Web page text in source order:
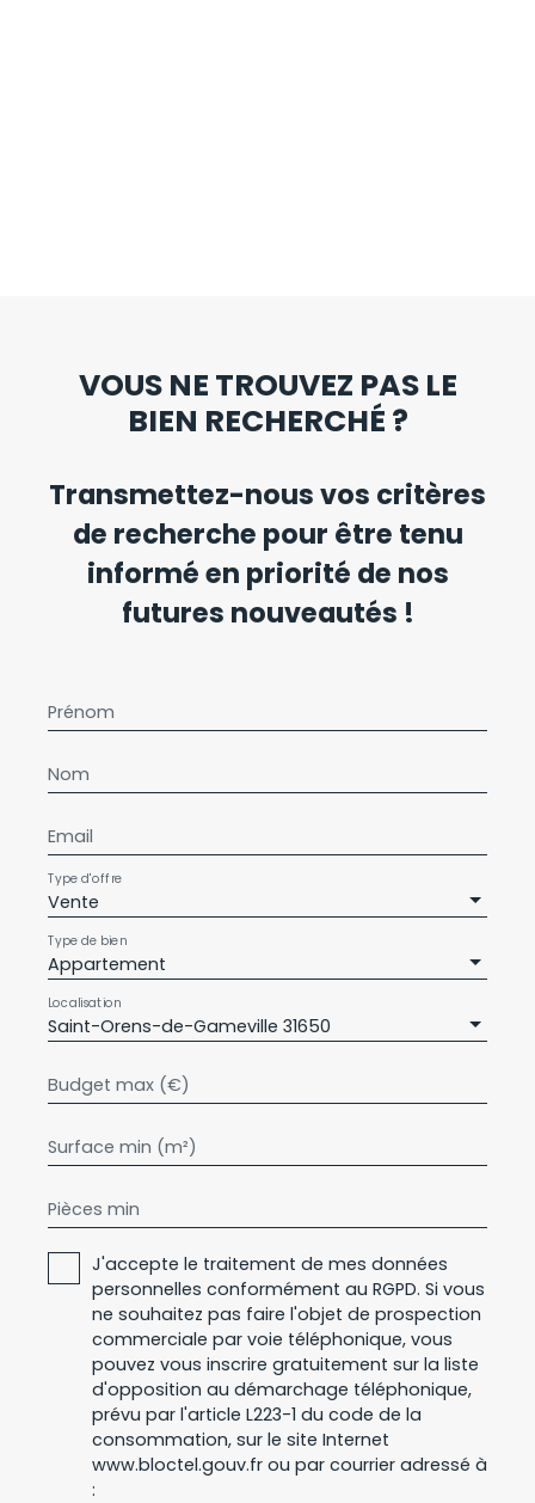
VOUS NE TROUVEZ PAS LE
BIEN RECHERCHÉ ?
Transmettez-nous vos critères
de recherche pour être tenu
informé en priorité de nos
futures nouveautés !
Prénom
Nom
Email
Vente
Type d'offre
Appartement
Type de bien
Saint-Orens-de-Gameville 31650
Localisation
Budget max (€)
Surface min (m²)
Pièces min
J'accepte le traitement de mes données
personnelles conformément au RGPD. Si vous
ne souhaitez pas faire l'objet de prospection
commerciale par voie téléphonique, vous
pouvez vous inscrire gratuitement sur la liste
d'opposition au démarchage téléphonique,
prévu par l'article L223-1 du code de la
consommation, sur le site Internet
www.bloctel.gouv.fr ou par courrier adressé à
: